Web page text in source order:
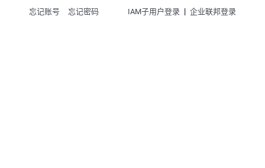
忘记账号 忘记密码 IAM子用户登录 | 企业联邦登录